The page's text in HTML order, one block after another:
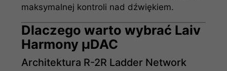
maksymalnej kontroli nad dźwiękiem.
Dlaczego warto wybrać Laiv
Harmony µDAC
Architektura R-2R Ladder Network